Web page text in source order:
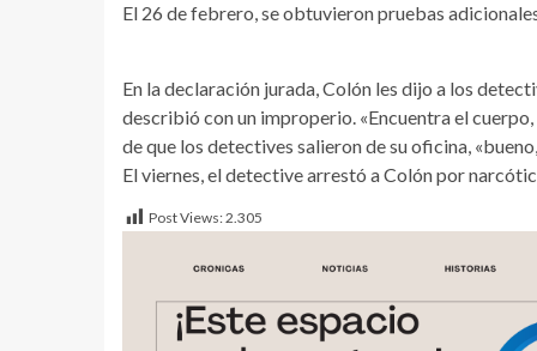
El 26 de febrero, se obtuvieron pruebas
En la declaración jurada, Colón les dijo a los
describió con un improperio. «Encuentra el
de que los detectives salieron de su oficina,
El viernes, el detective arrestó a Colón por
Post Views:2.305